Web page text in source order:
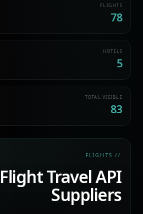
FLIGHTS
78
HOTELS
5
TOTAL VISIBLE
83
// FLIGHTS
Flight Travel API
Suppliers